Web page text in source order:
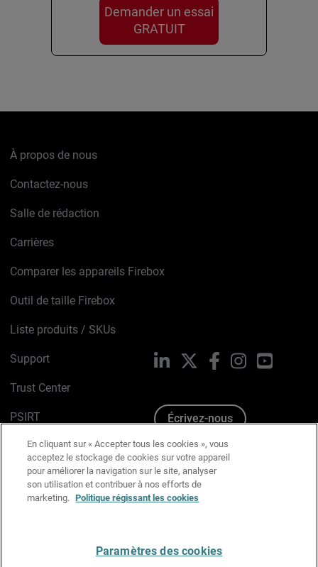
Demander un essai
GRATUIT
À propos de nous
Contactez-nous
Salle de rédaction
Carrières
Comparer les appareils Firebox
Outil de taille Firebox
Liste produits / SKUs
Support
Trust Center
PSIRT
Avis sur les cookies
Politique de confidentialité
Charte Graphique
LinkedIn FacebookInstagramYouTube
Écrivez-nous
En cliquant sur « Accepter tous les cookies », vous
acceptez le stockage de cookies sur votre appareil
pour améliorer la navigation sur le site, analyser
son utilisation et contribuer à nos efforts de
marketing. Politique régissant les cookies
Paramètres des cookies